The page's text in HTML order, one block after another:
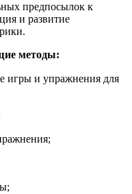
предпосылок к
и развитие
методы:
игры и упражнения для